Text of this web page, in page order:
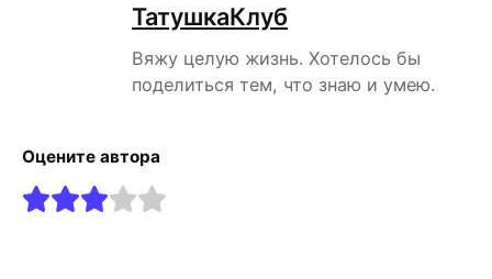
ТатушкаКлуб
Вяжу целую жизнь. Хотелось бы
поделиться тем, что знаю и умею.
Оцените автора